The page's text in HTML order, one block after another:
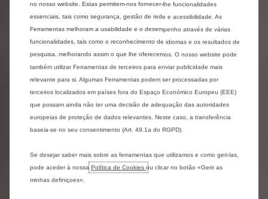
The image path: '/content/dam/citroen/master/b2b/citroen-for-
pro/van-history/l-m/Citroen_C4Van_C4Fourgon_1931_428_241.jpg' is not
C4 FOURGON (1931)
Com inovações notáveis, como uma carroceria toda em
molas semi-elípticas, o C4 Fourgon é o pioneiro dos
veículos utilitários. Disponível em 17 versões, desde
laterais rebatíveis a furgonetas, e com uma carga útil até
no nosso website. Estas permitem-nos fornecer-lhe funcionalidades
essenciais, tais como segurança, gestão de rede e acessibilidade. As
Ferramentas melhoram a usabilidade e o desempenho através de várias
funcionalidades, tais como o reconhecimento de idiomas e os resultados de
pesquisa, melhorando assim o que lhe oferecemos. O nosso website pode
também utilizar Ferramentas de terceiros para enviar publicidade mais
relevante para si. Algumas Ferramentas podem ser processadas por
terceiros localizados em países fora do Espaço Económico Europeu (EEE)
que possam ainda não ter uma decisão de adequação das autoridades
europeias de proteção de dados relevantes. Neste caso, a transferência
baseia-se no seu consentimento (Art. 49.1a do RGPD).
Se desejar saber mais sobre as ferramentas que utilizamos e como geri-las,
pode aceder à nossa Política de Cookies ou clicar no botão «Gerir as
minhas definiçoes».